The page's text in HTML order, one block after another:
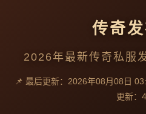
传奇
2026年最新传奇私服
📌 最后更新：2026年08月08日
更新：